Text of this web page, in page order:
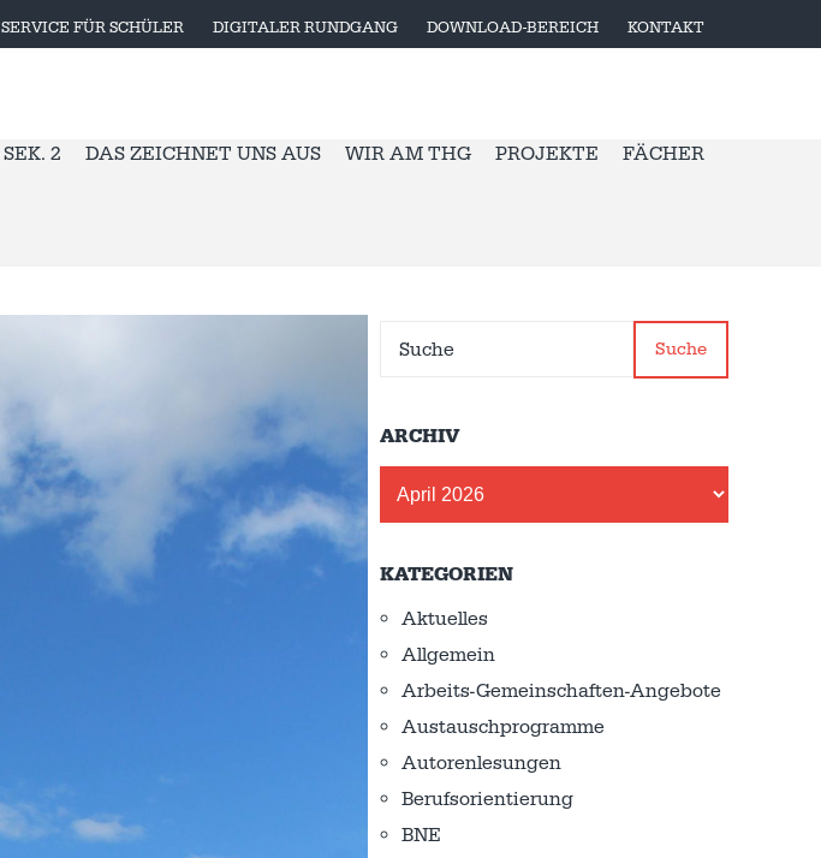
SERVICE FÜR SCHÜLER DIGITALER RUNDGANG DOWNLOAD-BEREICH KONTAKT
SEK. 2 DAS ZEICHNET UNS AUS WIR AM THG PROJEKTE FÄCHER
Suche
ARCHIV
KATEGORIEN
Aktuelles
Allgemein
Arbeits-Gemeinschaften-Angebote
Austausch­programme
Autorenlesungen
Berufsorientierung
BNE